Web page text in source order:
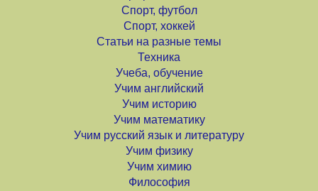
Спорт, футбол
Спорт, хоккей
Статьи на разные темы
Техника
Учеба, обучение
Учим английский
Учим историю
Учим математику
Учим русский язык и литературу
Учим физику
Учим химию
Философия